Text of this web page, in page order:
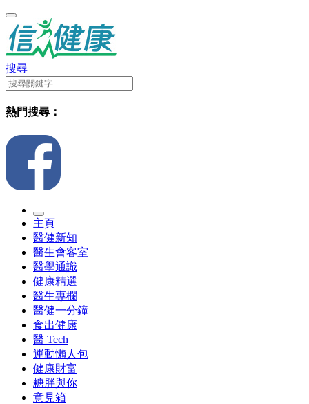
搜尋
熱門搜尋：
主頁
醫健新知
醫生會客室
醫學通識
健康精選
醫生專欄
醫健一分鐘
食出健康
醫 Tech
運動懶人包
健康財富
糖胖與你
意見箱